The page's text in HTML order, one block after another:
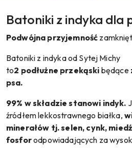
Batoniki z indyka dla
Podwójna przyjemność
Batoniki z indyka od Sytej Michy
to2 podłużne przekąski będące
psa.
99% w składzie stanowi indyk.
źródłem lekkostrawnego białka,
minerałów tj. selen, cynk,
fosforodpowiadających za